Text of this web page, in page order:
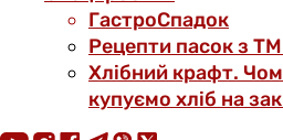
ГастроСпадок
Рецепти пасок з
Хлібний крафт.
купуємо хліб на